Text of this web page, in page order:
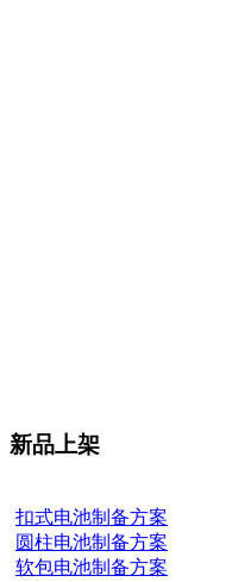
新品上架
扣式电池制备方案
圆柱电池制备方案
软包电池制备方案